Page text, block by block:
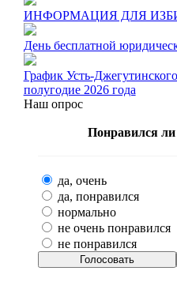
ИНФОРМАЦИЯ ДЛЯ
День бесплатной
График Усть-
полугодие 2026 года
Наш опрос
Понравился
да, очень
да, понравился
нормально
не очень понравился
не понравился